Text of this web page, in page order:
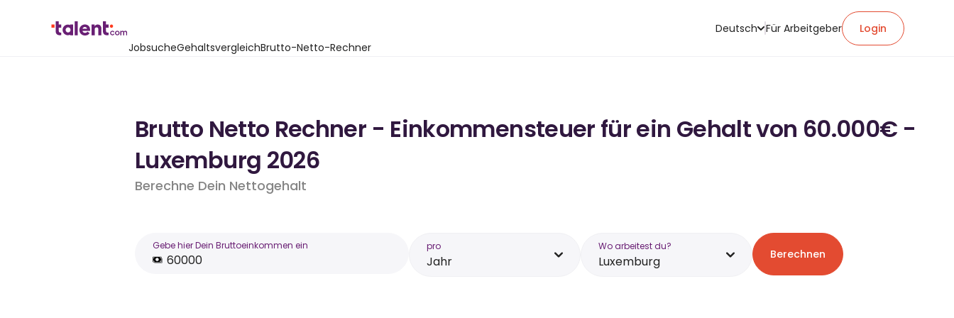
JobsucheGehaltsvergleichBrutto-Netto-Rechner
Deutsch Für Arbeitgeber Login
Brutto Netto Rechner - Einkommensteuer für ein Gehalt von 60.000€ -
Luxemburg 2026
Berechne Dein Nettogehalt
Gebe hier Dein Bruttoeinkommen ein pro
Jahr
Wo arbeitest du?
Luxemburg Berechnen